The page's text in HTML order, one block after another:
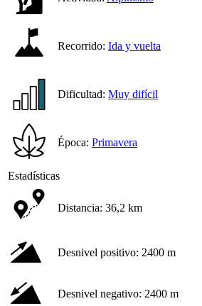
Recorrido: Ida y vuelta
Dificultad: Muy difícil
Época: Primavera
Estadísticas
Distancia: 36,2 km
Desnivel positivo: 2400 m
Desnivel negativo: 2400 m